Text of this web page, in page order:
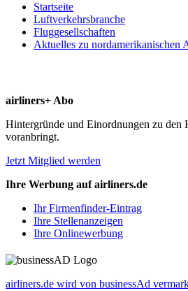
Startseite
Luftverkehrsbranche
Fluggesellschaften
Aktuelles zu nordamerikanischen
airliners+ Abo
Hintergründe und Einordnungen zu den
voranbringt.
Jetzt Mitglied werden
Ihre Werbung auf airliners.de
Ihr Firmenfinder-Eintrag
Ihre Stellenanzeigen
Ihre Onlinewerbung
airliners.de wird von businessAd